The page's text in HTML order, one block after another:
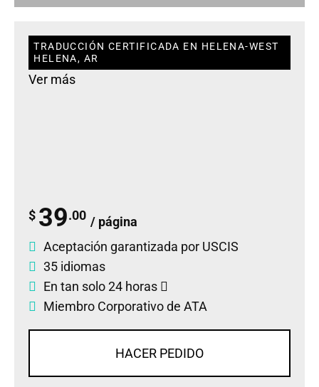
TRADUCCIÓN CERTIFICADA EN HELENA-WEST
HELENA, AR
Ver más
$ 39.00 / página
Aceptación garantizada por USCIS
35 idiomas
En tan solo 24 horas
Miembro Corporativo de ATA
HACER PEDIDO